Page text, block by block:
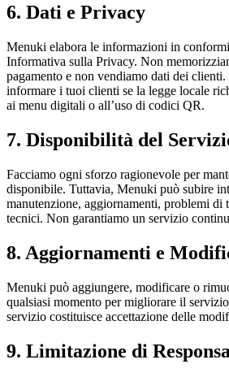
6. Dati e Privacy
Menuki elabora le informazioni in
Informativa sulla Privacy. Non
pagamento e non vendiamo dati dei clienti.
informare i tuoi clienti se la legge locale
ai menu digitali o all’uso di codici QR.
7. Disponibilità del
Facciamo ogni sforzo ragionevole per
disponibile. Tuttavia, Menuki può subire
manutenzione, aggiornamenti, problemi di
tecnici. Non garantiamo un servizio
8. Aggiornamenti e
Menuki può aggiungere, modificare o
qualsiasi momento per migliorare il
servizio costituisce accettazione delle
9. Limitazione di